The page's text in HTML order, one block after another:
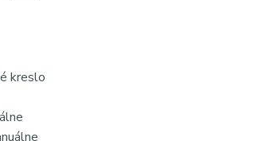
kreslo